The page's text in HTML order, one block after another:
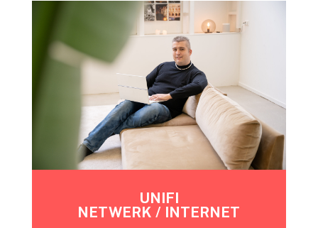
UNIFI
NETWERK / INTERNET